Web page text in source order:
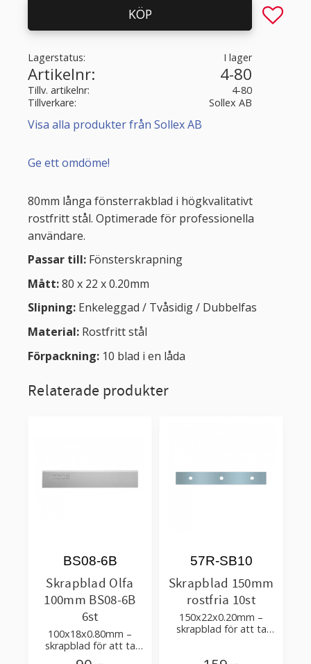
KÖP Lägg till
Lagerstatus I lager
Artikelnr 4-80
Tillv. artikelnr
4-80
Tillverkare
Sollex AB
Visa alla produkter från Sollex AB
Ge ett omdöme!
80mm långa fönsterrakblad i högkvalitativt
rostfritt stål. Optimerade för professionella
användare.
Passar till: Fönsterskrapning
Mått:80 x 22 x 0.20mm
Slipning: Enkeleggad / Tvåsidig / Dubbelfas
Material: Rostfritt stål
Förpackning: 10 blad i en låda
Relaterade produkter
Skrapblad Olfa
100mm BS08-6B
6st
100x18x0.80mm –
skrapblad för att ta
bort färgstänk – passar
BS08-6B
Skrapblad 150mm
rostfria 10st
150x22x0.20mm –
skrapblad för att ta
57R-SB10